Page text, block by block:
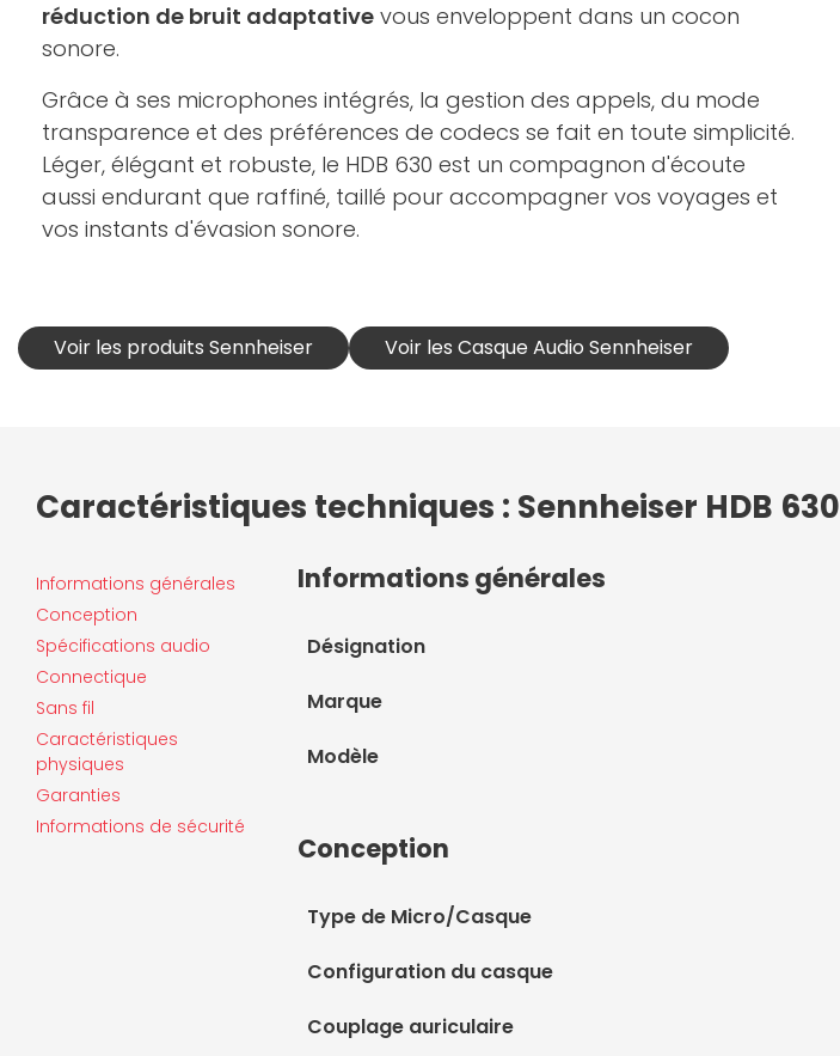
réduction de bruit adaptative vous enveloppent dans un cocon
sonore.
Grâce à ses microphones intégrés, la gestion des appels, du mode
transparence et des préférences de codecs se fait en toute simplicité.
Léger, élégant et robuste, le HDB 630 est un compagnon d'écoute
aussi endurant que raffiné, taillé pour accompagner vos voyages et
vos instants d'évasion sonore.
Voir les produits Sennheiser Voir les Casque Audio Sennheiser
Caractéristiques techniques : Sennheiser HDB 630
Informations générales
Conception
Spécifications audio
Connectique
Sans fil
Caractéristiques
physiques
Garanties
Informations de sécurité
Informations générales
Désignation
Marque
Modèle
Conception
Type de Micro/Casque
Configuration du casque
Couplage auriculaire